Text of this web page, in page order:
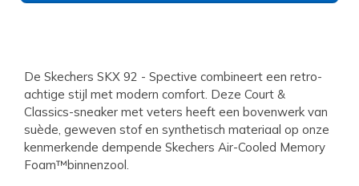
De Skechers SKX 92 - Spective combineert een retro-
achtige stijl met modern comfort. Deze Court &
Classics-sneaker met veters heeft een bovenwerk van
suède, geweven stof en synthetisch materiaal op onze
kenmerkende dempende Skechers Air-Cooled Memory
Foam™binnenzool.